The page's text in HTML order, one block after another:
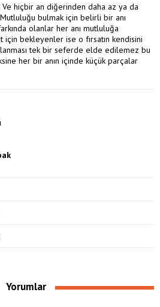
Ve hiçbir an diğerinden daha az ya da
bulmak için belirli bir anı
olanlar her anı mutluluğa
için bekleyenler ise o fırsatın kendisini
tek bir seferde elde edilemez bu
her bir anın içinde küçük parçalar
Yorumlar